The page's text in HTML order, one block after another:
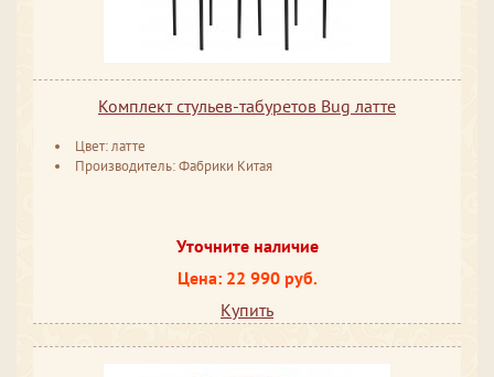
Комплект стульев-табуретов Bug латте
Цвет: латте
Производитель: Фабрики Китая
Уточните наличие
Цена: 22 990 руб.
Купить